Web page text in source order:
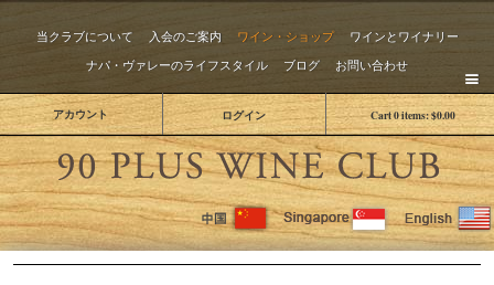
当クラブについて 入会のご案内 ワイン・ショップ
ワインとワイナリー
ナパ・ヴァレーのライフスタイル
ブログ お問い合わせ
Cart0items:$0.00
アカウント ログイン
The